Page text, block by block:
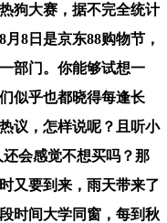
狗大赛，据不完全统计
8日是京东88购物节，
部门。你能够试想一
似乎也都晓得每逢长
议，怎样说呢？且听小
会感觉不想买吗？那
又要到来，雨天带来了
时间大学同窗，每到秋